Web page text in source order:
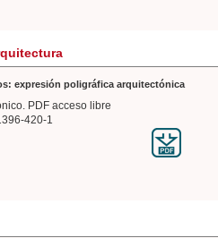
expresión poligráfica arquitectónica
PDF acceso libre
420-1